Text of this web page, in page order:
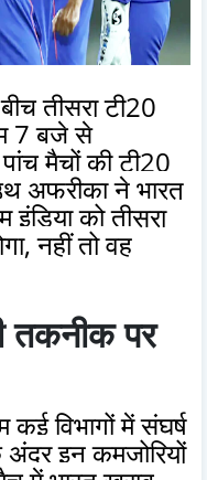
तीसरा टी20
7 बजे से
मैचों की टी20
अफ्रीका ने भारत
को तीसरा
नहीं तो वह
तकनीक पर
विभागों में संघर्ष
इन कमजोरियों